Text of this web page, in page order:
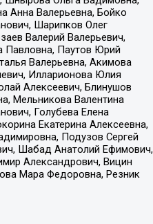
Анна Валерьевна, Бойко
Шарипков Олег
Валерий Валерьевич,
Павловна, Паутов Юрий
Валерьевна, Акимова
Илларионова Юлия
Алексеевич, Блинушов
Мельникова Валентина
Голубева Елена
Екатерина Алексеевна,
Подузов Сергей
Шабад Анатолий Ефимович,
Александрович, Вицин
Мара Федоровна, Резник